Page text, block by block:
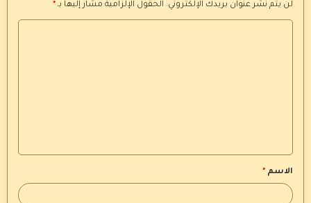
لن يتم نشر عنوان بريدك الإلكتروني. الحقول الإلزامية مشار إليها بـ *
ق
*الاسم *